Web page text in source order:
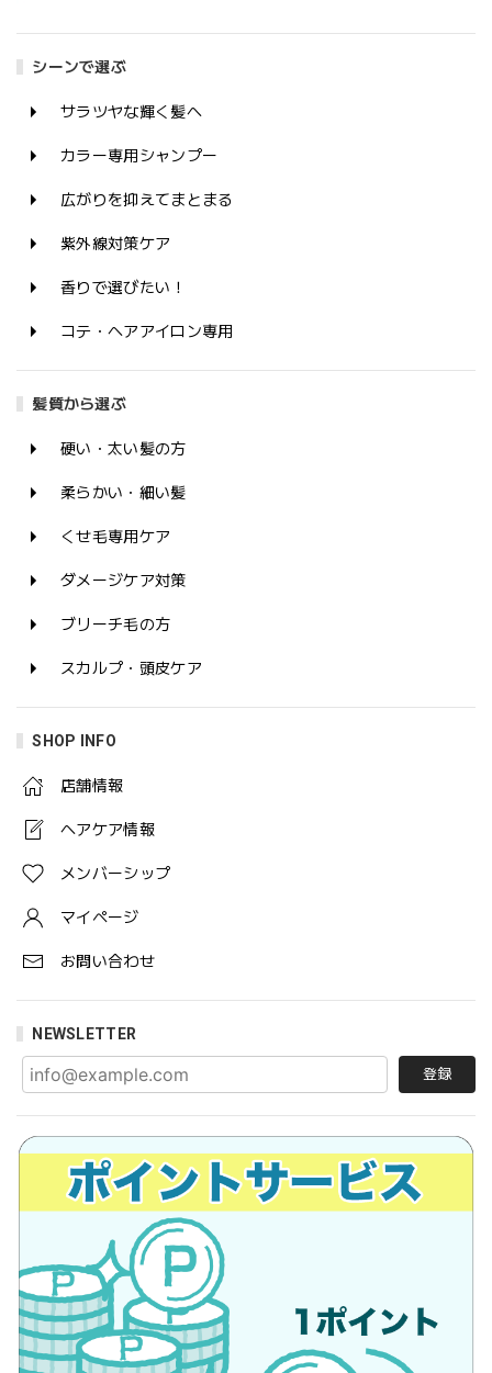
シーンで選ぶ
サラツヤな輝く髪へ
カラー専用シャンプー
広がりを抑えてまとまる
紫外線対策ケア
香りで選びたい！
コテ・ヘアアイロン専用
髪質から選ぶ
硬い・太い髪の方
柔らかい・細い髪
くせ毛専用ケア
ダメージケア対策
ブリーチ毛の方
スカルプ・頭皮ケア
SHOP INFO
店舗情報
ヘアケア情報
メンバーシップ
マイページ
お問い合わせ
NEWSLETTER
登録